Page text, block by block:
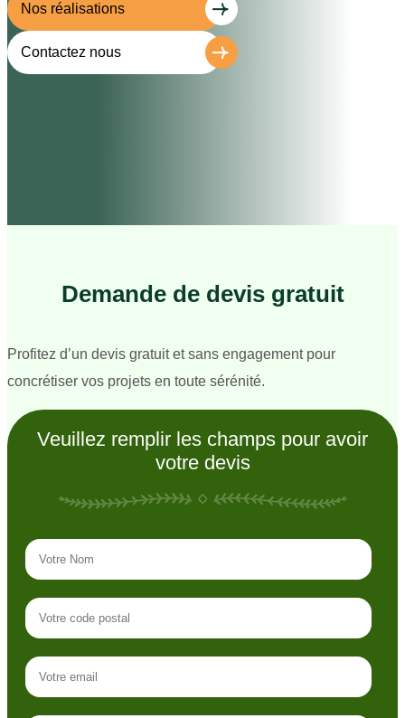
Nos réalisations
Contactez nous
Demande de devis gratuit
Profitez d’un devis gratuit et sans engagement pour
concrétiser vos projets en toute sérénité.
Veuillez remplir les champs pour avoir
votre devis